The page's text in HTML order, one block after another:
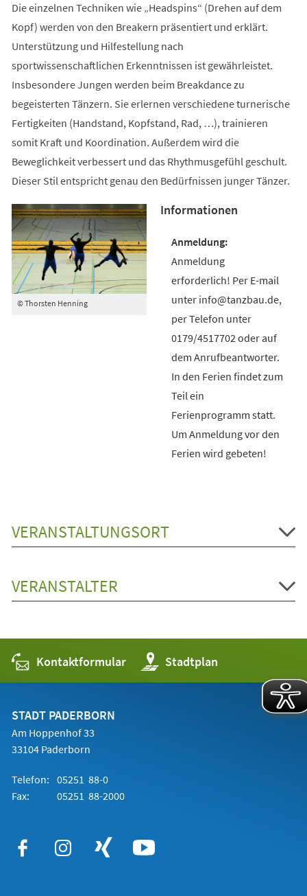
Die einzelnen Techniken wie „Headspins“ (Drehen auf dem
Kopf) werden von den Breakern präsentiert und erklärt.
Unterstützung und Hilfestellung nach
sportwissenschaftlichen Erkenntnissen ist gewährleistet.
Insbesondere Jungen werden beim Breakdance zu
begeisterten Tänzern. Sie erlernen verschiedene turnerische
Fertigkeiten (Handstand, Kopfstand, Rad, …), trainieren
somit Kraft und Koordination. Außerdem wird die
Beweglichkeit verbessert und das Rhythmusgefühl geschult.
Dieser Stil entspricht genau den Bedürfnissen junger Tänzer.
© Thorsten Henning
Informationen
Anmeldung
erforderlich! Per E-mail
unter info@tanzbau.de,
per Telefon unter
0179/4517702 oder auf
dem Anrufbeantworter.
In den Ferien findet zum
Teil ein
Ferienprogramm statt.
Um Anmeldung vor den
Ferien wird gebeten!
VERANSTALTUNGSORT
VERANSTALTER
Kontaktformular Stadtplan
(Öffnet
in
einem
STADT PADERBORN
Am Hoppenhof 33
33104 Paderborn
Telefon: 05251 88-0
Fax:
05251 88-2000